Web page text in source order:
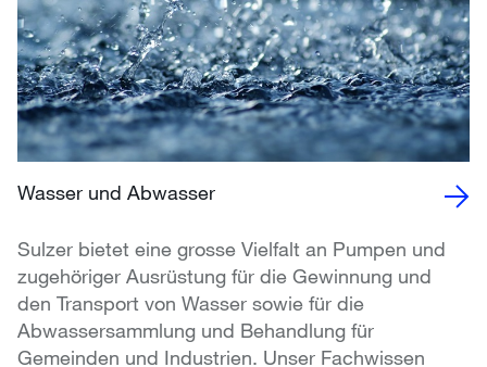
Wasser und Abwasser
Sulzer bietet eine grosse Vielfalt an Pumpen und
zugehöriger Ausrüstung für die Gewinnung und
den Transport von Wasser sowie für die
Abwassersammlung und Behandlung für
Gemeinden und Industrien. Unser Fachwissen